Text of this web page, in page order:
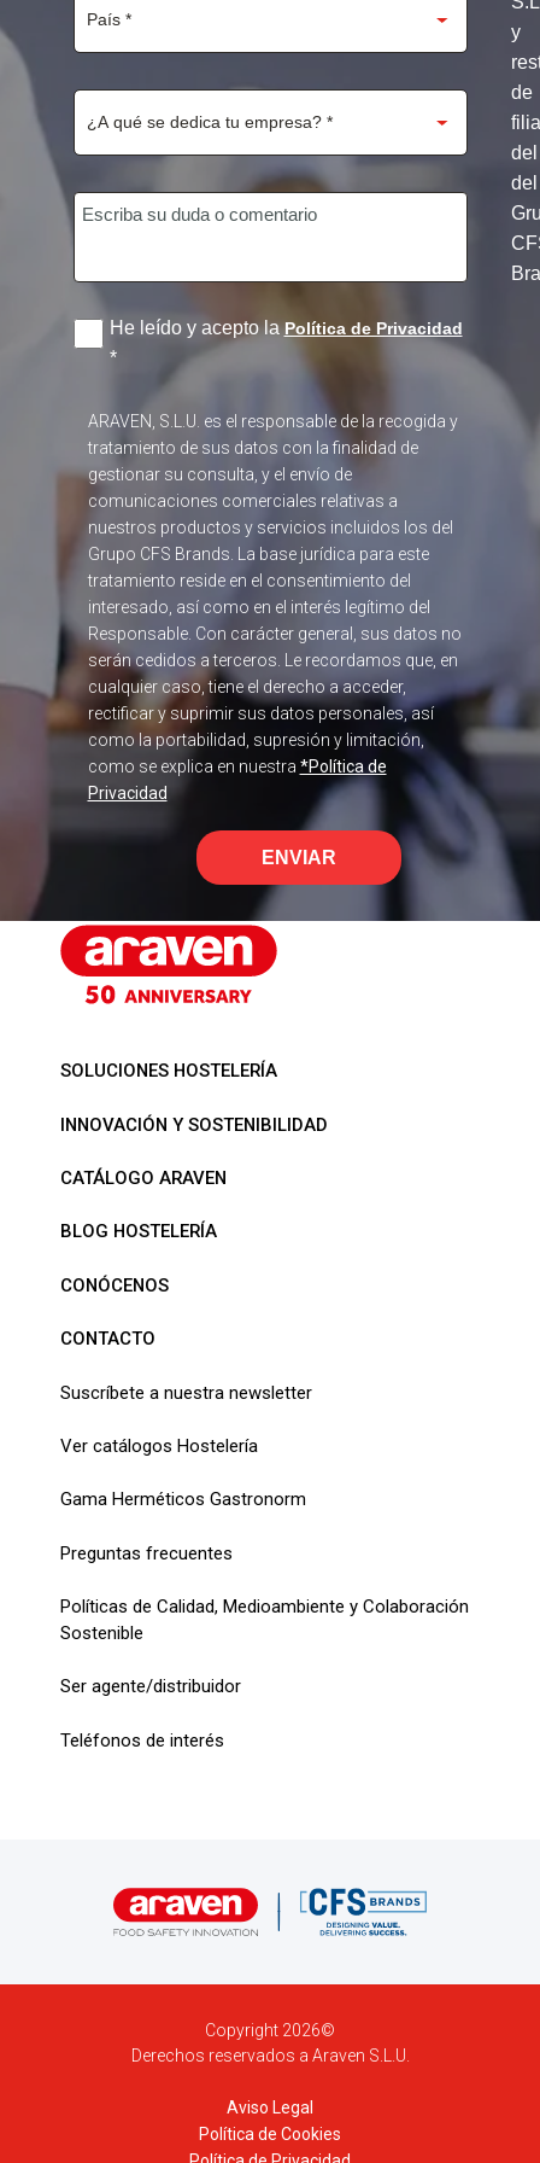
y
de
del
del
He leído y acepto laPolítica de Privacidad
*
ARAVEN, S.L.U. es el responsable de la recogida y
tratamiento de sus datos con la finalidad de
gestionar su consulta, y el envío de
comunicaciones comerciales relativas a
nuestros productos y servicios incluidos los del
Grupo CFS Brands. La base jurídica para este
tratamiento reside en el consentimiento del
interesado, así como en el interés legítimo del
Responsable. Con carácter general, sus datos no
serán cedidos a terceros. Le recordamos que, en
cualquier caso, tiene el derecho a acceder,
rectificar y suprimir sus datos personales, así
como la portabilidad, supresión y limitación,
como se explica en nuestra *Política de
Privacidad
ENVIAR
SOLUCIONES HOSTELERÍA
INNOVACIÓN Y SOSTENIBILIDAD
CATÁLOGO ARAVEN
BLOG HOSTELERÍA
CONÓCENOS
CONTACTO
Suscríbete a nuestra newsletter
Ver catálogos Hostelería
Gama Herméticos Gastronorm
Preguntas frecuentes
Políticas de Calidad, Medioambiente y Colaboración
Sostenible
Ser agente/distribuidor
Teléfonos de interés
Copyright 2026©
Derechos reservados a Araven S.L.U.
Aviso Legal
Política de Cookies